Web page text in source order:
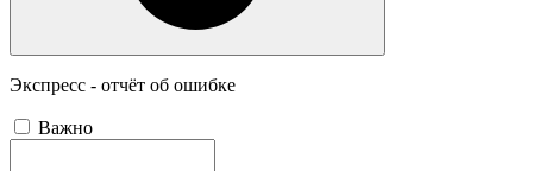
Экспресс - отчёт об ошибке
Важно